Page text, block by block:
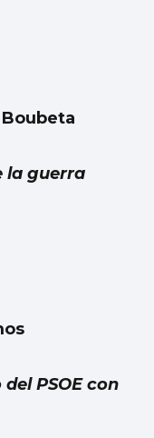
la guerra
PSOE con